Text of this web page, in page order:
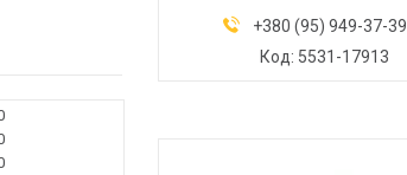
+380 (95) 949-37-39
5531-17913